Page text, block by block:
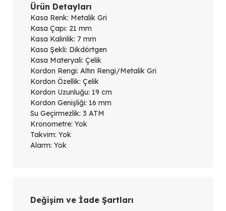
Ürün Detayları
Kasa Renk: Metalik Gri
Kasa Çapı: 21 mm
Kasa Kalinlik: 7 mm
Kasa Şekli: Dikdörtgen
Kasa Materyali: Çelik
Kordon Rengi: Altın Rengi/Metalik Gri
Kordon Özellik: Çelik
Kordon Uzunluğu: 19 cm
Kordon Genişliği: 16 mm
Su Geçirmezlik: 3 ATM
Kronometre: Yok
Takvim: Yok
Alarm: Yok
Değişim ve İade Şartları